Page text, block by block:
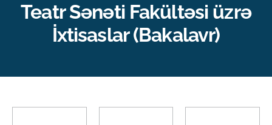
Media
Tədbirlər
Teatr Sənəti Fakültəsi üzrə
İxtisaslar (Bakalavr)